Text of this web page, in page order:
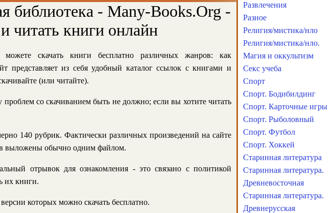
библиотека - Many-Books.Org -
читать книги онлайн
скачать книги бесплатно различных жанров: как
представляет из себя удобный каталог ссылок с книгами и
(или читайте).
со скачиванием быть не должно; если вы хотите читать
140 рубрик. Фактически различных произведений на сайте
выложены обычно одним файлом.
отрывок для ознакомления - это связано с политикой
их книги.
которых можно скачать бесплатно.
Развлечения
Разное
Религия/мистика/нло
Религия/мистика/нло.
Магия и оккультизм
Секс учеба
Спорт
Спорт. Бодибилдинг
Спорт. Карточные игры
Спорт. Рыболовный
Спорт. Футбол
Спорт. Хоккей
Старинная литература
Старинная литература.
Древневосточная
Старинная литература.
Древнерусская